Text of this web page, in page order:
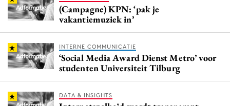
(Campagne) KPN: ‘pak je
vakantiemuziek in’
INTERNE COMMUNICATIE
‘Social Media Award Dienst Metro’ voor
studenten Universiteit Tilburg
DATA & INSIGHTS